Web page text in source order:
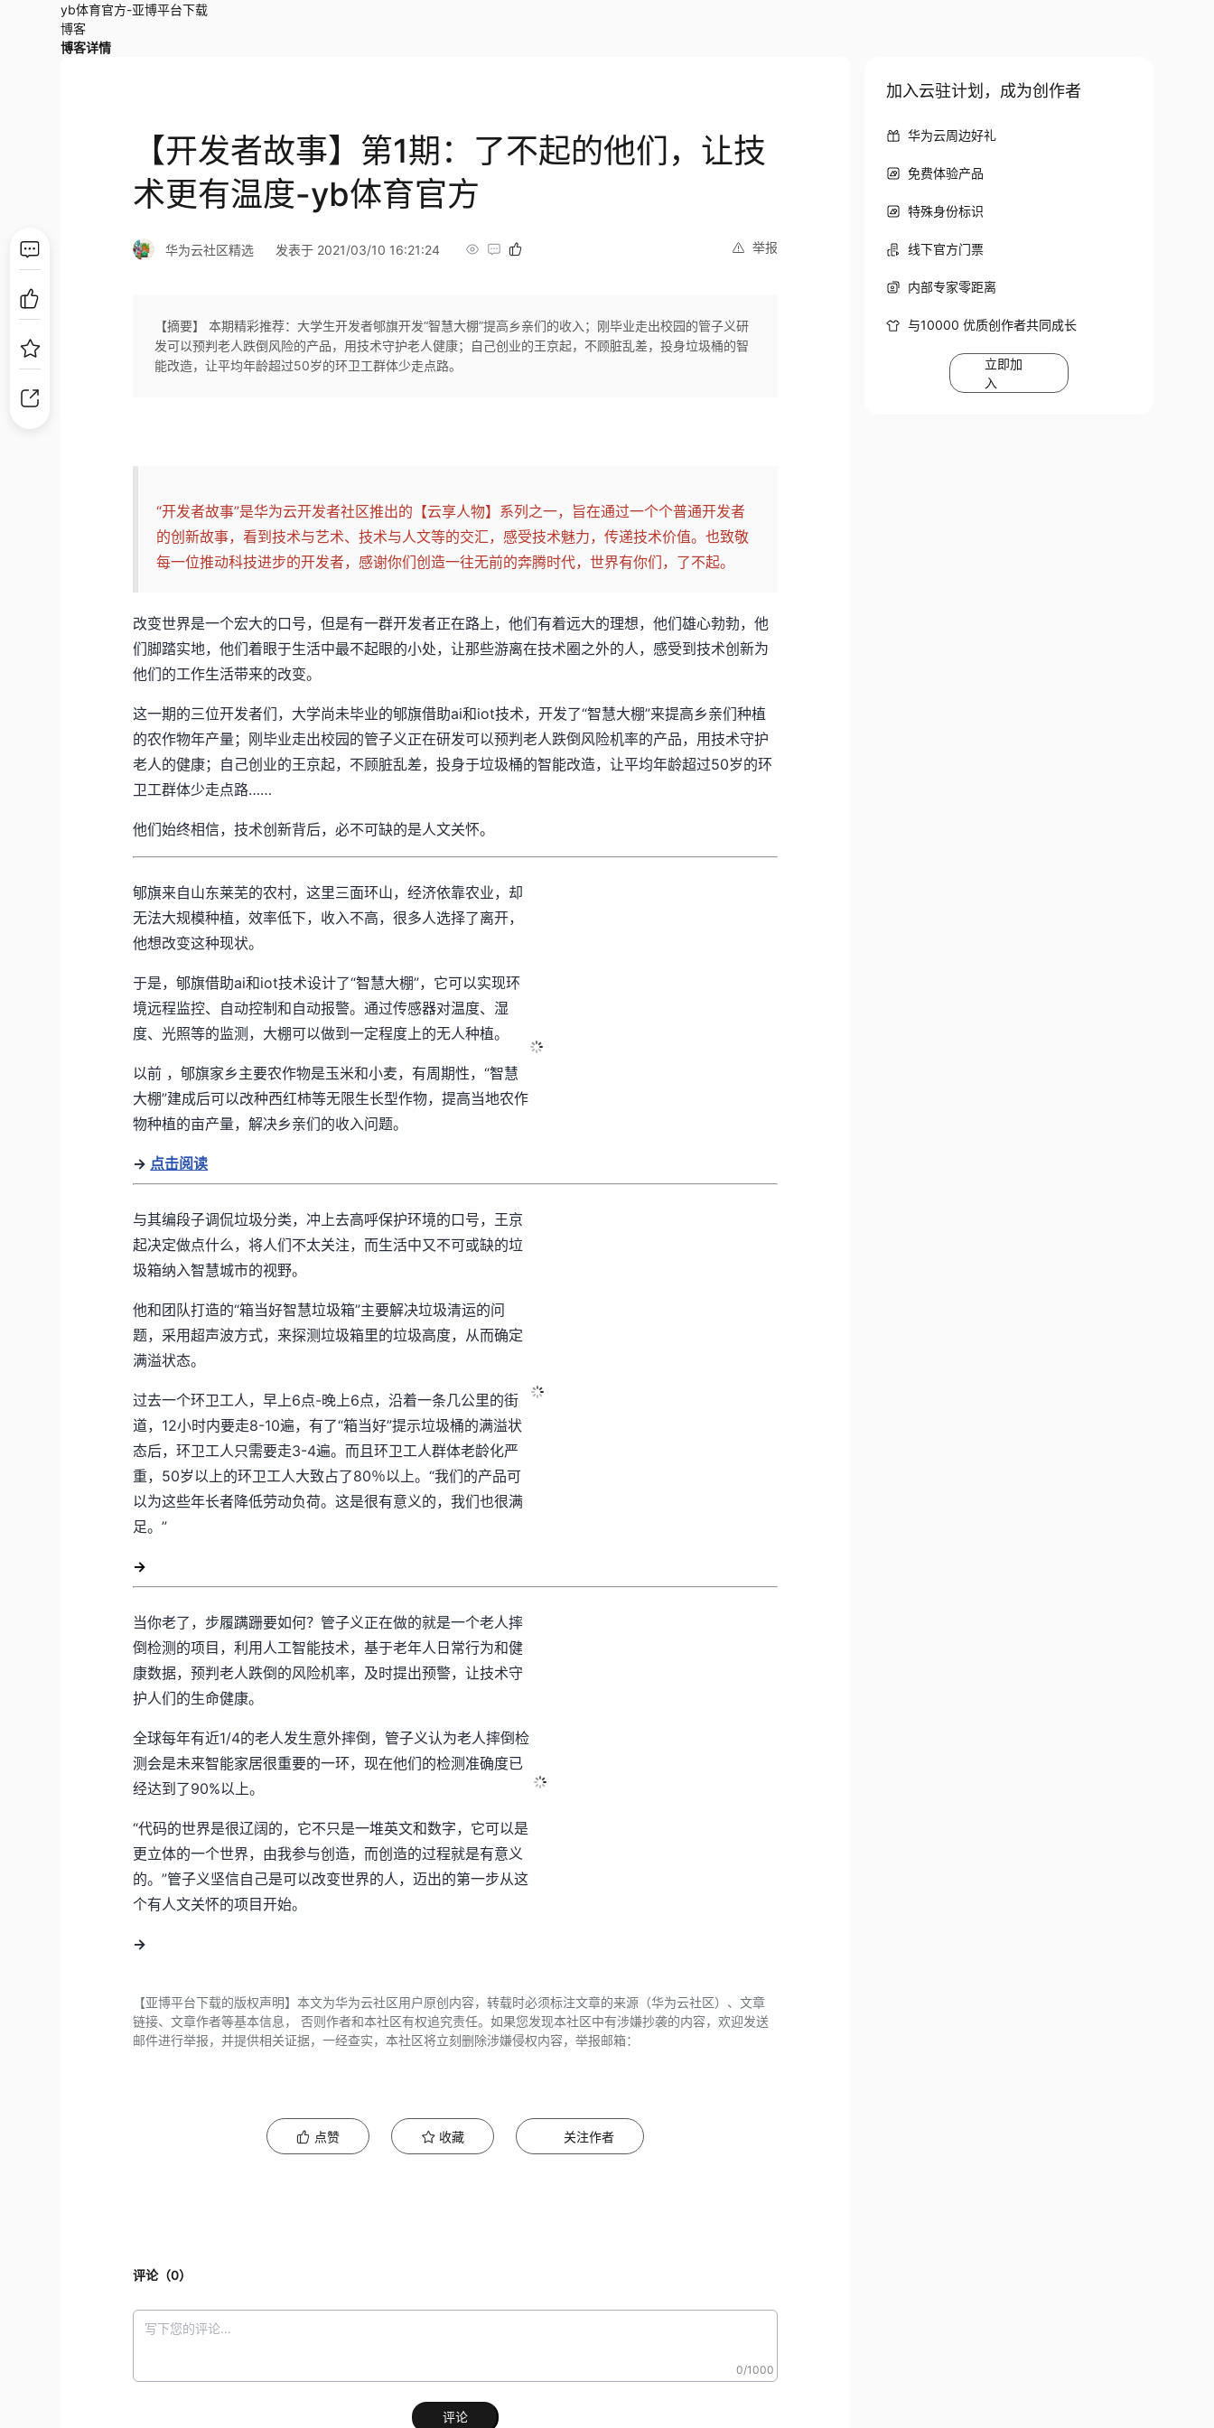
yb体育官方-亚博平台下载
博客
博客详情
【开发者故事】第1期：了不起的他们，让技
术更有温度-yb体育官方
举报
华为云社区精选 发表于 2021/03/10 16:21:24
【摘要】 本期精彩推荐：大学生开发者郇旗开发“智慧大棚”提高乡亲们的收入；刚毕业走出校园的管子义研
发可以预判老人跌倒风险的产品，用技术守护老人健康；自己创业的王京起，不顾脏乱差，投身垃圾桶的智
能改造，让平均年龄超过50岁的环卫工群体少走点路。
“开发者故事”是华为云开发者社区推出的【云享人物】系列之一，旨在通过一个个普通开发者
的创新故事，看到技术与艺术、技术与人文等的交汇，感受技术魅力，传递技术价值。也致敬
每一位推动科技进步的开发者，感谢你们创造一往无前的奔腾时代，世界有你们，了不起。
改变世界是一个宏大的口号，但是有一群开发者正在路上，他们有着远大的理想，他们雄心勃勃，他
们脚踏实地，他们着眼于生活中最不起眼的小处，让那些游离在技术圈之外的人，感受到技术创新为
他们的工作生活带来的改变。
这一期的三位开发者们，大学尚未毕业的郇旗借助ai和iot技术，开发了“智慧大棚”来提高乡亲们种植
的农作物年产量；刚毕业走出校园的管子义正在研发可以预判老人跌倒风险机率的产品，用技术守护
老人的健康；自己创业的王京起，不顾脏乱差，投身于垃圾桶的智能改造，让平均年龄超过50岁的环
卫工群体少走点路……
他们始终相信，技术创新背后，必不可缺的是人文关怀。
郇旗来自山东莱芜的农村，这里三面环山，经济依靠农业，却
无法大规模种植，效率低下，收入不高，很多人选择了离开，
他想改变这种现状。
于是，郇旗借助ai和iot技术设计了“智慧大棚”，它可以实现环
境远程监控、自动控制和自动报警。通过传感器对温度、湿
度、光照等的监测，大棚可以做到一定程度上的无人种植。
以前 ，郇旗家乡主要农作物是玉米和小麦，有周期性，“智慧
大棚”建成后可以改种西红柿等无限生长型作物，提高当地农作
物种植的亩产量，解决乡亲们的收入问题。
→ 点击阅读
与其编段子调侃垃圾分类，冲上去高呼保护环境的口号，王京
起决定做点什么，将人们不太关注，而生活中又不可或缺的垃
圾箱纳入智慧城市的视野。
他和团队打造的“箱当好智慧垃圾箱”主要解决垃圾清运的问
题，采用超声波方式，来探测垃圾箱里的垃圾高度，从而确定
满溢状态。
过去一个环卫工人，早上6点-晚上6点，沿着一条几公里的街
道，12小时内要走8-10遍，有了“箱当好”提示垃圾桶的满溢状
态后，环卫工人只需要走3-4遍。而且环卫工人群体老龄化严
重，50岁以上的环卫工人大致占了80％以上。“我们的产品可
以为这些年长者降低劳动负荷。这是很有意义的，我们也很满
足。”
→
当你老了，步履蹒跚要如何？管子义正在做的就是一个老人摔
倒检测的项目，利用人工智能技术，基于老年人日常行为和健
康数据，预判老人跌倒的风险机率，及时提出预警，让技术守
护人们的生命健康。
全球每年有近1/4的老人发生意外摔倒，管子义认为老人摔倒检
测会是未来智能家居很重要的一环，现在他们的检测准确度已
经达到了90%以上。
“代码的世界是很辽阔的，它不只是一堆英文和数字，它可以是
更立体的一个世界，由我参与创造，而创造的过程就是有意义
的。”管子义坚信自己是可以改变世界的人，迈出的第一步从这
个有人文关怀的项目开始。
→
【亚博平台下载的版权声明】本文为华为云社区用户原创内容，转载时必须标注文章的来源（华为云社区）、文章
链接、文章作者等基本信息， 否则作者和本社区有权追究责任。如果您发现本社区中有涉嫌抄袭的内容，欢迎发送
邮件进行举报，并提供相关证据，一经查实，本社区将立刻删除涉嫌侵权内容，举报邮箱：
点赞 收藏 关注作者
评论（0）
0/1000
评论
加入云驻计划，成为创作者
华为云周边好礼
免费体验产品
特殊身份标识
线下官方门票
内部专家零距离
与10000 优质创作者共同成长
立即加
入